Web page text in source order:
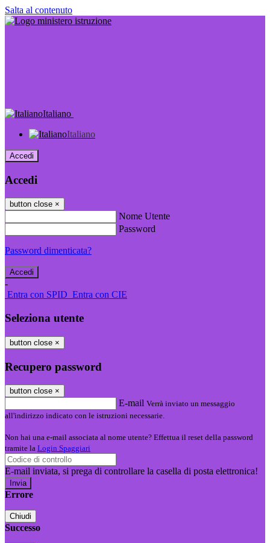
Salta al contenuto
Italiano
Italiano
Accedi
Accedi
button close ×
Nome Utente
Password
Password dimenticata?
-
Entra con SPID Entra con CIE
Seleziona utente
button close ×
Recupero password
button close ×
E-mail Verrà inviato un messaggio
all'indirizzo indicato con le istruzioni necessarie.
Non hai una e-mail associata al nome utente? Effettua il reset della password
tramite la Login Spaggiari
E-mail inviata, si prega di controllare la casella di posta elettronica!
Errore
Chiudi
Successo